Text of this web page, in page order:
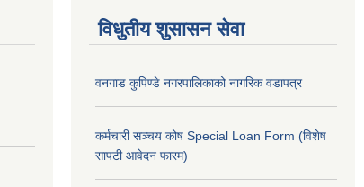
विधुतीय शुसासन सेवा
वनगाड कुपिण्डे नगरपालिकाको नागरिक वडापत्र
कर्मचारी सञ्चय कोष Special Loan Form (विशेष
सापटी आवेदन फारम)